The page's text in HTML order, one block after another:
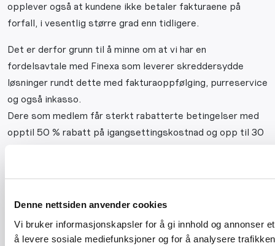
Denne nettsiden anvender cookies
Vi bruker informasjonskapsler for å gi innhold og annonser
å levere sosiale mediefunksjoner og for å analysere
opplever også at kundene ikke betaler fakturaene på
forfall, i vesentlig større grad enn tidligere.
Det er derfor grunn til å minne om at vi har en
fordelsavtale med Finexa som leverer skreddersydde
løsninger rundt dette med fakturaoppfølging, purreservice
og også inkasso.
Dere som medlem får sterkt rabatterte betingelser med
opptil 50 % rabatt på igangsettingskostnad og opp til 30
Finexa i dette webinaret. I tillegg vil advokat Eirik
Gåskjønli fortelle hva du bør gjøre når det oppstår tvister
om betaling.